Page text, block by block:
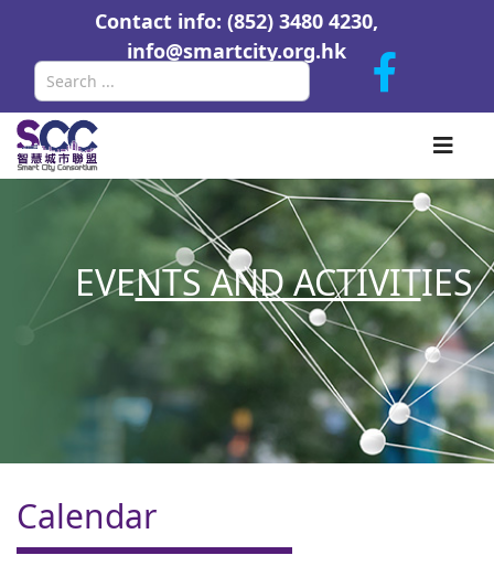
Contact info: (852) 3480 4230,
info@smartcity.org.hk
EVENTS AND ACTIVITIES
Calendar